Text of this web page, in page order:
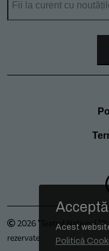
2026 "Teatrul Național
rezervate
Acest
Politică